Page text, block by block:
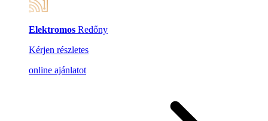
Elektromos Redőny
Kérjen részletes
online ajánlatot